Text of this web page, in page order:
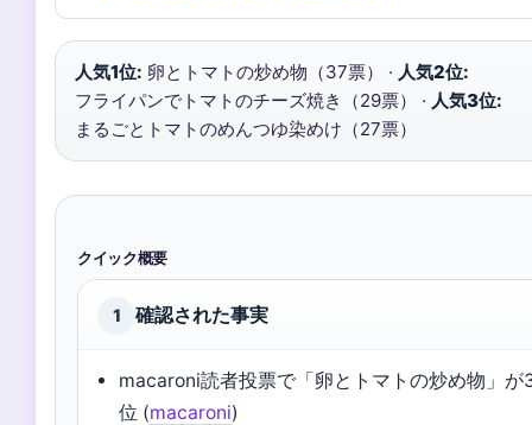
人気1位: 卵とトマトの炒め物（37票） · 人気2位:
フライパンでトマトのチーズ焼き（29票） · 人気3位:
まるごとトマトのめんつゆ染めけ（27票）
クイック概要
1 確認された事実
macaroni読者投票で「卵とトマトの炒め物」が
位 (macaroni)